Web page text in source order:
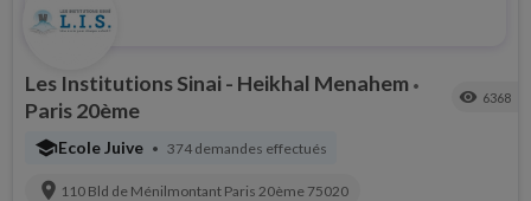
Les Institutions Sinai - Heikhal Menahem •
Paris 20ème visibility 6368
schoolEcole Juive • 374 demandes effectués
location_on 110 Bld de Ménilmontant Paris 20ème 75020